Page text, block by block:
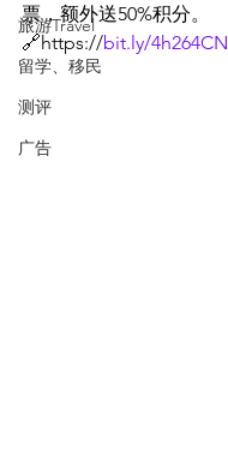
旅游Travel
留学、移民
测评
广告
票，额外送50%积分。
🔗https://bit.ly/4h264CN